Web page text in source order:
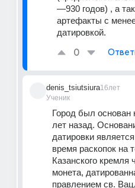
—930 годов) , а
артефакты с
датировкой.
0
denis_tsiutsiura
Ученик
16лет
Город был основан
лет назад.
датировки
время раскопок на
Казанского кремля
монета,
правлением св.